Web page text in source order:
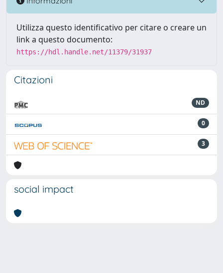
Utilizza questo identificativo per citare o creare un
link a questo documento:
https://hdl.handle.net/11379/31937
Citazioni
ND
0
3
social impact